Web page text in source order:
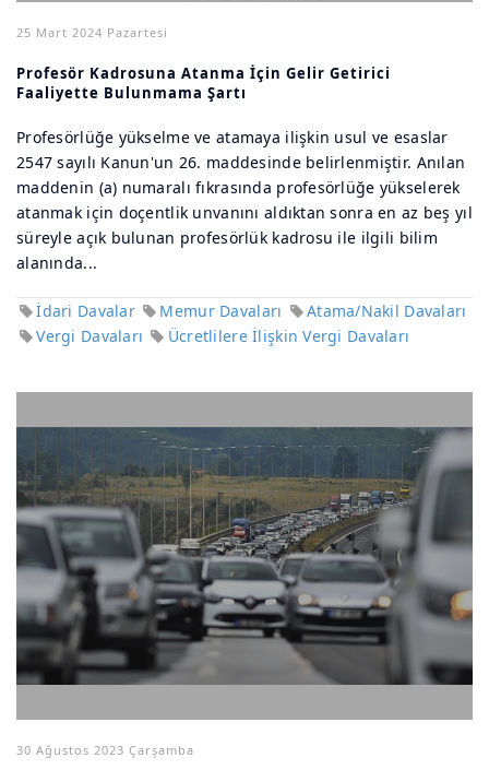
25 Mart 2024 Pazartesi
Profesör Kadrosuna Atanma İçin Gelir Getirici
Faaliyette Bulunmama Şartı
Profesörlüğe yükselme ve atamaya ilişkin usul ve esaslar
2547 sayılı Kanun'un 26. maddesinde belirlenmiştir. Anılan
maddenin (a) numaralı fıkrasında profesörlüğe yükselerek
atanmak için doçentlik unvanını aldıktan sonra en az beş yıl
süreyle açık bulunan profesörlük kadrosu ile ilgili bilim
alanında...
İdari Davalar Memur Davaları
Atama/Nakil Davaları
Vergi Davaları
Ücretlilere İlişkin Vergi Davaları
30 Ağustos 2023 Çarşamba